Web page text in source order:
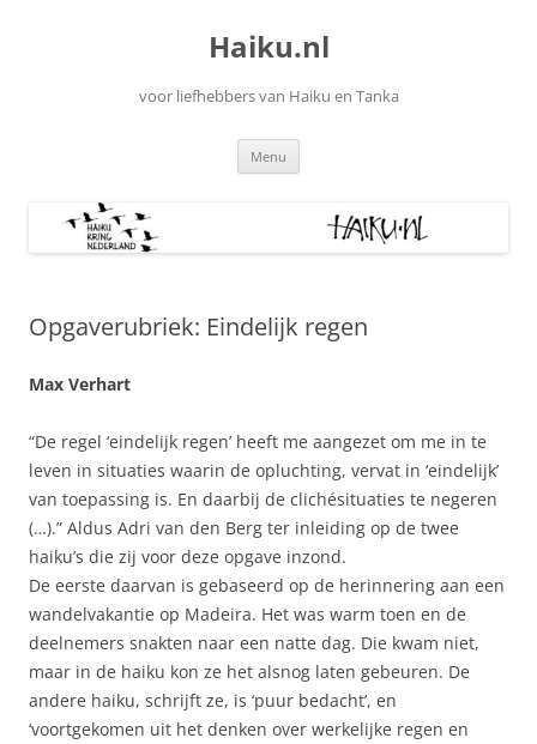
Haiku.nl
voor liefhebbers van Haiku en Tanka
Menu
Opgaverubriek: Eindelijk regen
Max Verhart
“De regel ‘eindelijk regen’ heeft me aangezet om me in te
leven in situaties waarin de opluchting, vervat in ‘eindelijk’
van toepassing is. En daarbij de clichésituaties te negeren
(…).” Aldus Adri van den Berg ter inleiding op de twee
haiku’s die zij voor deze opgave inzond.
De eerste daarvan is gebaseerd op de herinnering aan een
wandelvakantie op Madeira. Het was warm toen en de
deelnemers snakten naar een natte dag. Die kwam niet,
maar in de haiku kon ze het alsnog laten gebeuren. De
andere haiku, schrijft ze, is ‘puur bedacht’, en
‘voortgekomen uit het denken over werkelijke regen en